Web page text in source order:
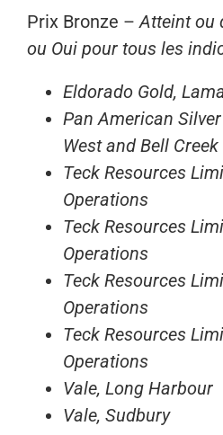
Prix Bronze – Atteint ou
ou Oui pour tous les
Eldorado Gold,
Pan American
West and Bell Creek
Teck Resources
Operations
Teck Resources
Operations
Teck Resources
Operations
Teck Resources
Operations
Vale, Long Harbour
Vale, Sudbury